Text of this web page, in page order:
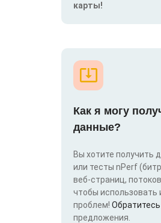
карты!
Как я могу
данные?
Вы хотите получить
или тесты nPerf
веб-страниц,
чтобы использовать
проблем!
предложения.